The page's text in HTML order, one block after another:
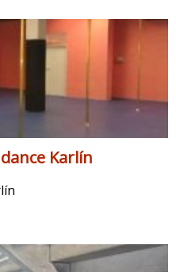
Karlín